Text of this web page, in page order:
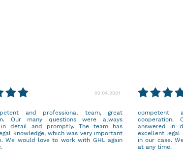
02.04.2021
and professional team, great
Our many questions were always
in detail and promptly. The team has
knowledge, which was very important
We would love to work with GHL again
competent
cooperation.
answered in
excellent legal
in our case.
at any time.